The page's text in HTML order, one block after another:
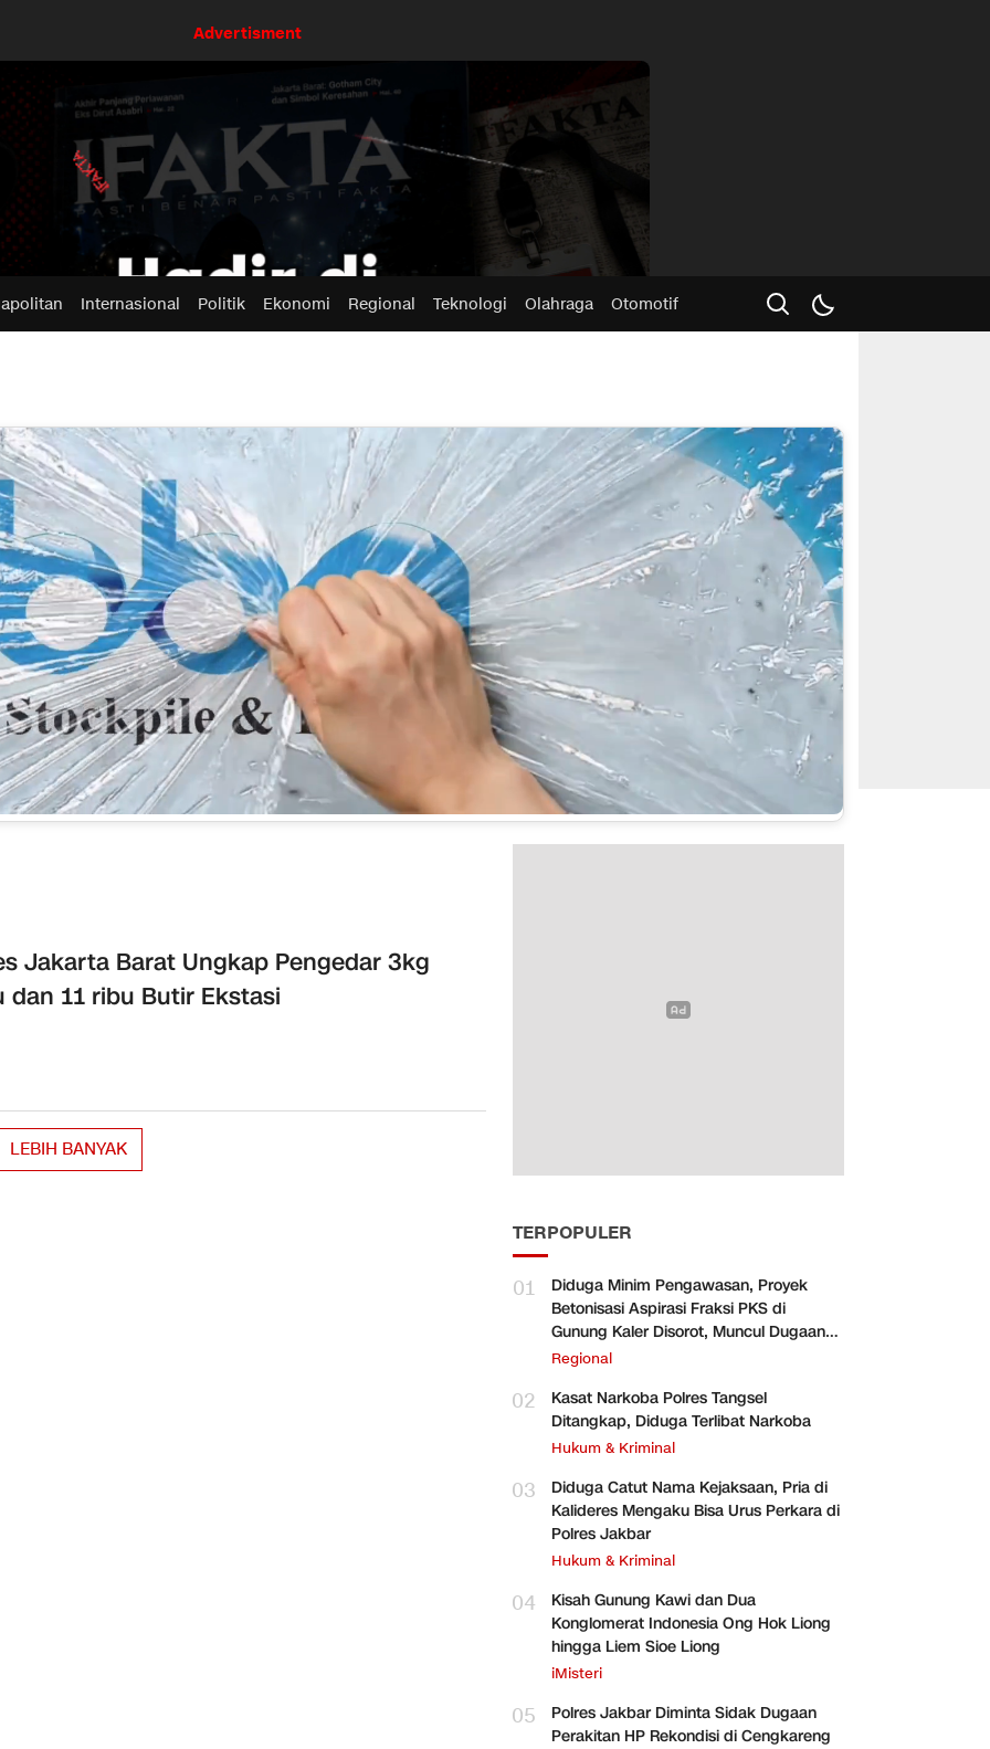
Advertisment
Internasional Politik Ekonomi Regional Teknologi Olahraga Otomotif
Jakarta Barat Ungkap Pengedar 3kg
dan 11 ribu Butir Ekstasi
LEBIH BANYAK
TERPOPULER
01
Diduga Minim Pengawasan, Proyek
Betonisasi Aspirasi Fraksi PKS di
Gunung Kaler Disorot, Muncul Dugaan
Pengurangan Volume
Regional
02
Kasat Narkoba Polres Tangsel
Ditangkap, Diduga Terlibat Narkoba
Hukum & Kriminal
03
Diduga Catut Nama Kejaksaan, Pria di
Kalideres Mengaku Bisa Urus Perkara di
Polres Jakbar
Hukum & Kriminal
04
Kisah Gunung Kawi dan Dua
Konglomerat Indonesia Ong Hok Liong
hingga Liem Sioe Liong
iMisteri
05
Polres Jakbar Diminta Sidak Dugaan
Perakitan HP Rekondisi di Cengkareng